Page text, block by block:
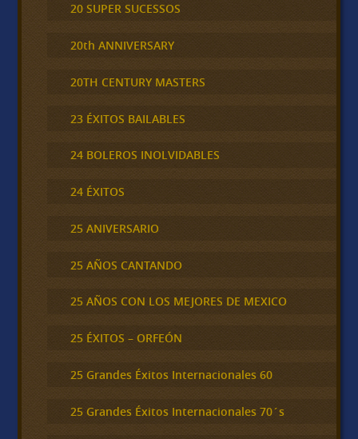
20 SUPER SUCESSOS
20th ANNIVERSARY
20TH CENTURY MASTERS
23 ÉXITOS BAILABLES
24 BOLEROS INOLVIDABLES
24 ÉXITOS
25 ANIVERSARIO
25 AÑOS CANTANDO
25 AÑOS CON LOS MEJORES DE MEXICO
25 ÉXITOS – ORFEÓN
25 Grandes Éxitos Internacionales 60
25 Grandes Éxitos Internacionales 70´s